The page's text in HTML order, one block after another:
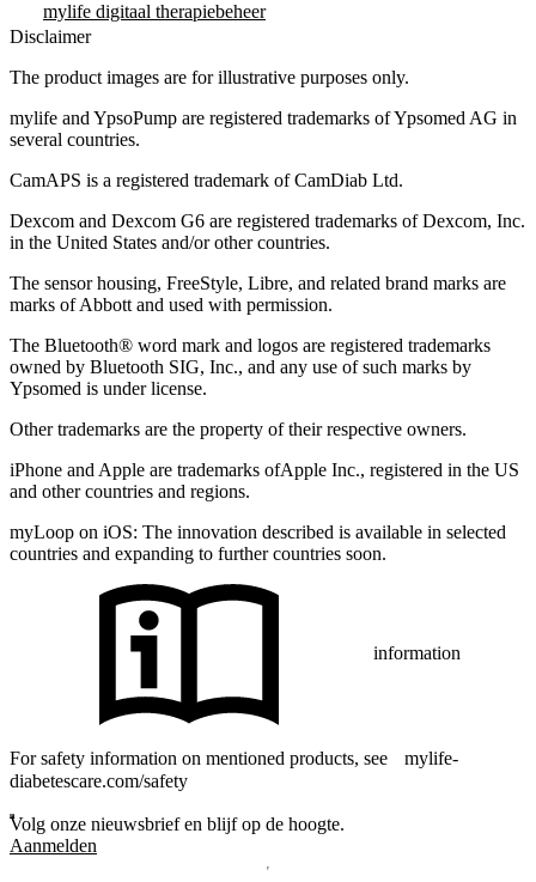
mylife digitaal therapiebeheer
Disclaimer
The product images are for illustrative purposes only.
mylife and YpsoPump are registered trademarks of Ypsomed AG in
several countries.
CamAPS is a registered trademark of CamDiab Ltd.
Dexcom and Dexcom G6 are registered trademarks of Dexcom, Inc.
in the United States and/or other countries.
The sensor housing, FreeStyle, Libre, and related brand marks are
marks of Abbott and used with permission.
The Bluetooth® word mark and logos are registered trademarks
owned by Bluetooth SIG, Inc., and any use of such marks by
Ypsomed is under license.
Other trademarks are the property of their respective owners.
iPhone and Apple are trademarks ofApple Inc., registered in the US
and other countries and regions.
myLoop on iOS: The innovation described is available in selected
countries and expanding to further countries soon.
information
For safety information on mentioned products, see mylife-
diabetescare.com/safety
Volg onze nieuwsbrief en blijf op de hoogte.
Aanmelden